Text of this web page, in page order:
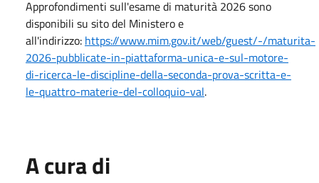
Approfondimenti sull'esame di maturità 2026 sono
disponibili su sito del Ministero e
all'indirizzo: https://www.mim.gov.it/web/guest/-/maturita-
2026-pubblicate-in-piattaforma-unica-e-sul-motore-
di-ricerca-le-discipline-della-seconda-prova-scritta-e-
le-quattro-materie-del-colloquio-val.
A cura di